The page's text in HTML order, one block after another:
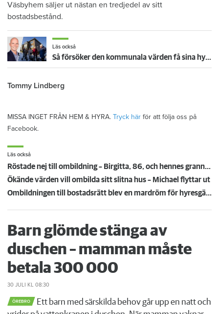
Väsbyhem säljer ut nästan en tredjedel av sitt
bostadsbestånd.
Läs också
Så försöker den kommunala värden få sina hyresgäster att flytta
Tommy Lindberg
MISSA INGET FRÅN HEM & HYRA. Tryck här för att följa oss på
Facebook.
Läs också
Röstade nej till ombildning – Birgitta, 86, och hennes grannar pressades att köpa eller flytta
Ökände värden vill ombilda sitt slitna hus – Michael flyttar ut
Ombildningen till bostadsrätt blev en mardröm för hyresgästerna – ansvarig politiker: ”En fråga för bostadsrättsföreningen”
Barn glömde stänga av
duschen – mamman måste
betala 300 000
30 JULI KL 08:30
ÖREBRO
Ett barn med särskilda behov går upp en natt och